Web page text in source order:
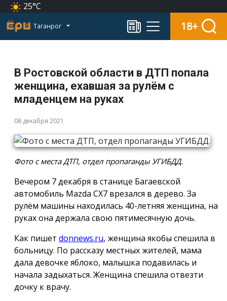
25°C
Таганрог 18+
В Ростовской области в ДТП попала
женщина, ехавшая за рулём с
младенцем на руках
08 декабря 2021
Фото с места ДТП, отдел пропаганды УГИБДД.
Вечером 7 декабря в станице Багаевской
автомобиль Mazda СХ7 врезался в дерево. За
рулём машины находилась 40-летняя женщина, на
руках она держала свою пятимесячную дочь.
Как пишет donnews.ru, женщина якобы спешила в
больницу. По рассказу местных жителей, мама
дала девочке яблоко, малышка подавилась и
начала задыхаться. Женщина спешила отвезти
дочку к врачу.